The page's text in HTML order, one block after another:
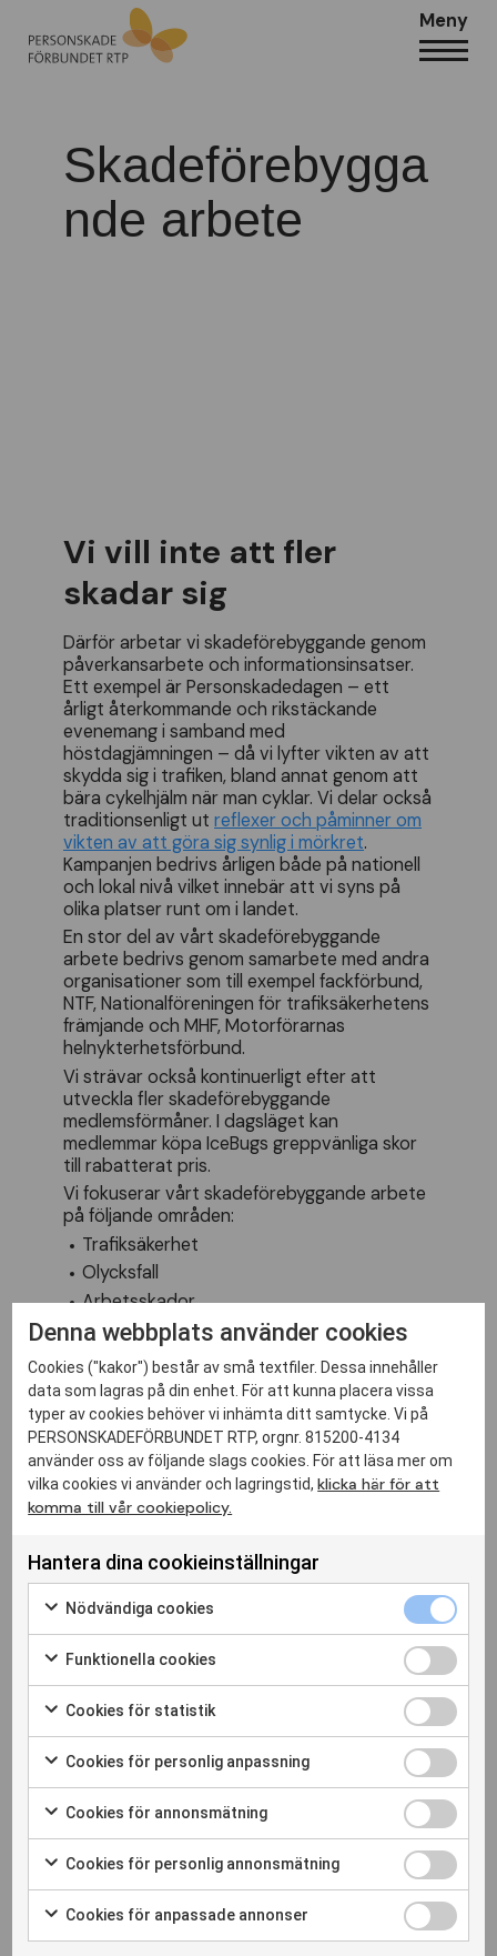
Meny
Skadeförebygga
nde arbete
Vi vill inte att fler
skadar sig
Därför arbetar vi skadeförebyggande genom
påverkansarbete och informationsinsatser.
Ett exempel är Personskadedagen – ett
årligt återkommande och rikstäckande
evenemang i samband med
höstdagjämningen – då vi lyfter vikten av att
skydda sig i trafiken, bland annat genom att
bära cykelhjälm när man cyklar. Vi delar också
traditionsenligt utreflexer och påminner om
vikten av att göra sig synlig i mörkret.
Kampanjen bedrivs årligen både på nationell
och lokal nivå vilket innebär att vi syns på
olika platser runt om i landet.
En stor del av vårt skadeförebyggande
arbete bedrivs genom samarbete med andra
organisationer som till exempel fackförbund,
NTF, Nationalföreningen för trafiksäkerhetens
främjande och MHF, Motorförarnas
helnykterhetsförbund.
Vi strävar också kontinuerligt efter att
utveckla fler skadeförebyggande
medlemsförmåner. I dagsläget kan
medlemmar köpa IceBugs greppvänliga skor
till rabatterat pris.
Vi fokuserar vårt skadeförebyggande arbete
på följande områden:
Trafiksäkerhet
Olycksfall
Arbetsskador
Kontakta oss!
Fyll i formuläret eller ring förbundskansliet på 08-
629 27 80.
Förnamn
Efternamn
Telefon
Meddelande
Denna webbplats använder cookies
Cookies ("kakor") består av små textfiler. Dessa innehåller
data som lagras på din enhet. För att kunna placera vissa
typer av cookies behöver vi inhämta ditt samtycke. Vi på
PERSONSKADEFÖRBUNDET RTP, orgnr. 815200-4134
använder oss av följande slags cookies. För att läsa mer om
vilka cookies vi använder och lagringstid,klicka här för att
komma till vår cookiepolicy.
Hantera dina cookieinställningar
Nödvändiga cookies
Funktionella cookies
Cookies för statistik
Cookies för personlig anpassning
Cookies för annonsmätning
Cookies för personlig annonsmätning
Cookies för anpassade annonser